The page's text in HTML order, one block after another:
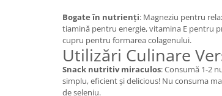
Bogate în nutrienți: Magneziu pentru
tiamină pentru energie, vitamina E pentru
cupru pentru formarea colagenului.
Utilizări Culinare
Snack nutritiv miraculos: Consumă 1-2
simplu, eficient și delicious! Nu consuma
de seleniu.